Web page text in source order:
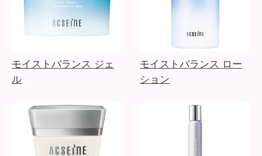
モイストバランス ジェ
ル
モイストバランス ロー
ション